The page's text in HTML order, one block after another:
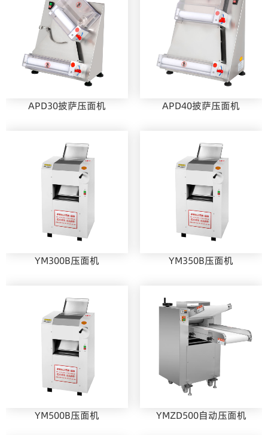
APD30披萨压面机 APD40披萨压面机
YM300B压面机 YM350B压面机
YM500B压面机 YMZD500自动压面机